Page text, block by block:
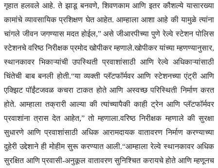
गृहात हलवले आहे. ते झाडू बनवणे, शिवणकाम आणि इतर कौशल्ये यासारख्या
कामांचे व्यावसायिक प्रशिक्षण घेत आहेत. आम्हाला आशा आहे की यामुळे त्यांना
चांगले जीवन जगण्यास मदत होईल,” असे जीआरपीच्या पुणे रेल्वे स्टेशन पोलिस
स्टेशनचे वरिष्ठ निरीक्षक प्रमोद खोपीकर म्हणाले.खोपीकर यांच्या म्हणण्यानुसार,
स्थानकावर भिकाऱ्यांची उपस्थिती प्रवाशांसाठी आणि रेल्वे अधिकाऱ्यांसाठी
चिंतेची बाब बनली होती.“या व्यक्ती प्लॅटफॉर्मवर आणि स्टेशनच्या एंट्री आणि
एक्झिट पॉईंटजवळ कचरा टाकत होते आणि अस्वच्छ परिस्थिती निर्माण करत
होते. आम्हाला तक्रारी आल्या की त्यांच्यापैकी काही ट्रेन आणि प्लॅटफॉर्मवर
प्रवाशांना त्रास देत आहेत,” तो म्हणाला.वरिष्ठ निरीक्षक म्हणाले की सुरक्षा
सुधारणे आणि प्रवाशांसाठी अधिक आरामदायक वातावरण निर्माण करण्याच्या
दुहेरी उद्देशाने ही मोहीम सुरू करण्यात आली.“आम्हाला रेल्वे स्थानकावर अधिक
सुरक्षित आणि प्रवासी-अनुकूल वातावरण सुनिश्चित करायचे होते आणि म्हणूनच